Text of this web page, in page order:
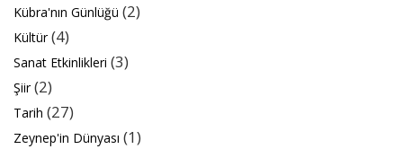
Kübra'nın Günlüğü (2)
Kültür(4)
Sanat Etkinlikleri (3)
Şiir(2)
Tarih (27)
Zeynep'in Dünyası (1)